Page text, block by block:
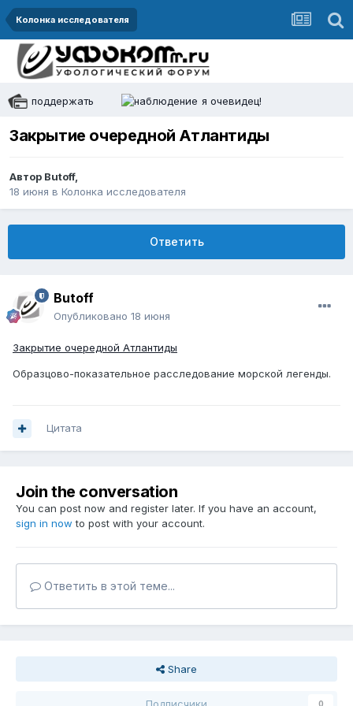
Колонка исследователя
поддержать я очевидец!
Закрытие очередной Атлантиды
Автор Butoff,
18 июня в Колонка исследователя
Ответить
Butoff
Опубликовано 18 июня
Закрытие очередной Атлантиды
Образцово-показательное расследование морской легенды.
Цитата
Join the conversation
You can post now and register later. If you have an account,
sign in now to post with your account.
Ответить в этой теме...
Share
0